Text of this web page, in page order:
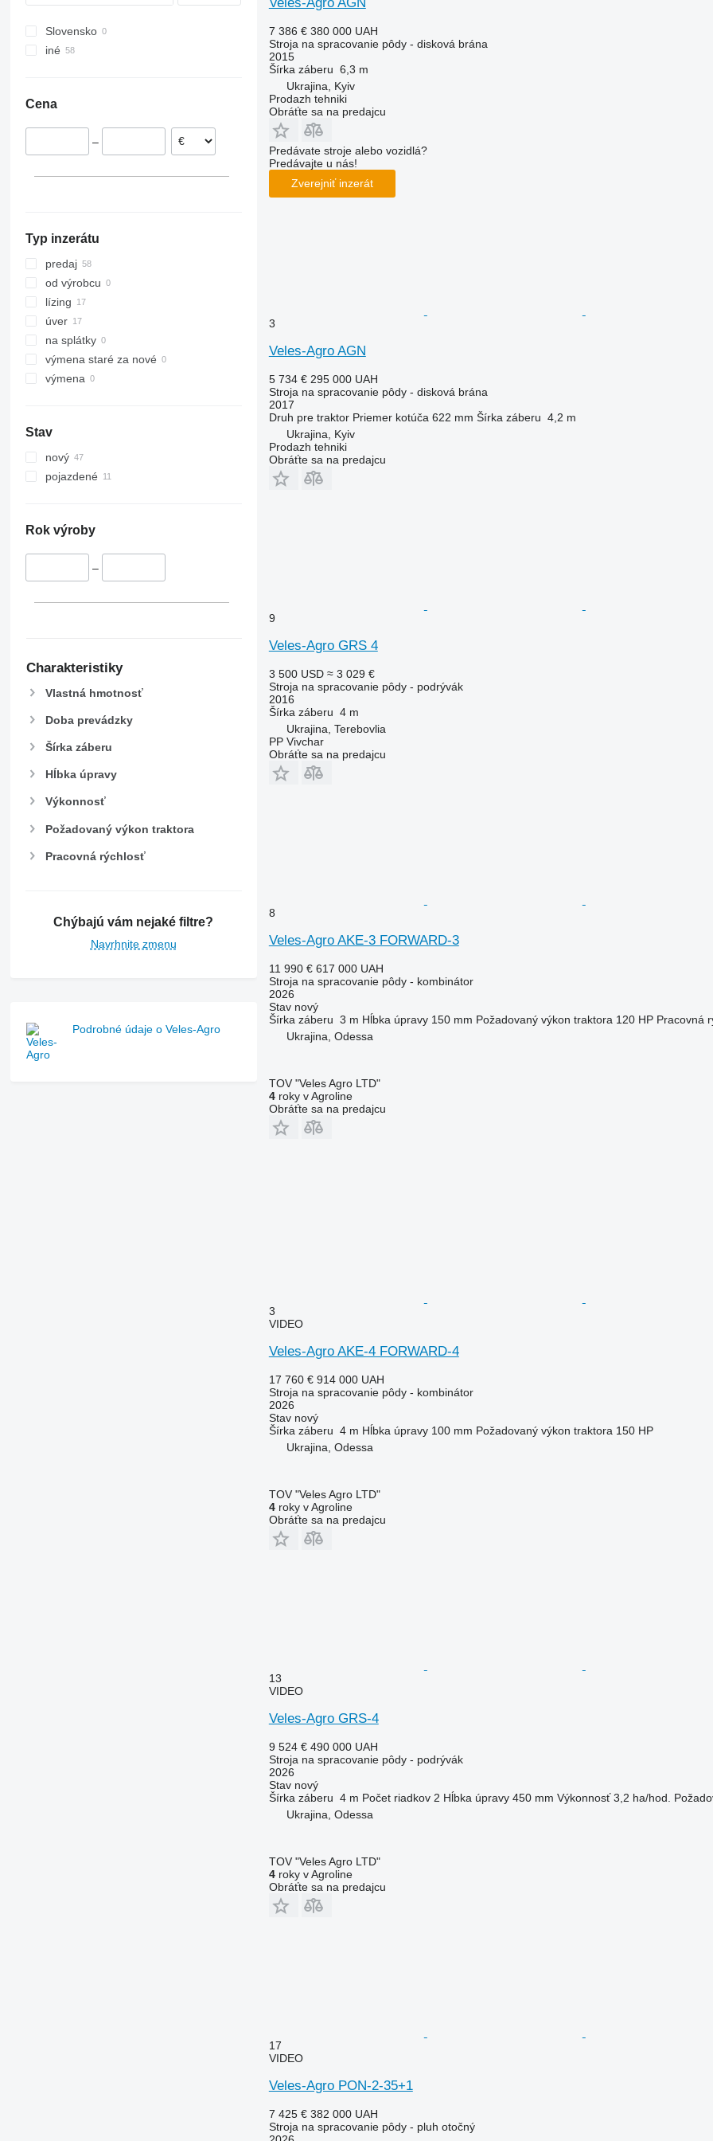
Tbes
Vari-Master
RN
RS
Korund
Kristall
VariDiamant
VariOpal
Jolly
L-series
Sturmvogel
Super-Albatros
TopDown
Slovensko
iné
Cena
–
Typ inzerátu
predaj
od výrobcu
lízing
úver
na splátky
výmena staré za nové
výmena
Stav
nový
pojazdené
Rok výroby
–
Charakteristiky
Vlastná hmotnosť
Doba prevádzky
Šírka záberu
Hĺbka úpravy
Výkonnosť
Požadovaný výkon traktora
Pracovná rýchlosť
Chýbajú vám nejaké filtre?
Navrhnite zmenu
Podrobné údaje o Veles-Agro
7 386 € 380 000 UAH
Stroja na spracovanie pôdy - disková brána
2015
Šírka záberu 6,3 m
Ukrajina, Kyiv
Prodazh tehniki
Obráťte sa na predajcu
Predávate stroje alebo vozidlá?
Predávajte u nás!
Zverejniť inzerát
3
Veles-Agro AGN
5 734 € 295 000 UAH
Stroja na spracovanie pôdy - disková brána
2017
Druh pre traktor Priemer kotúča 622 mm Šírka záberu 4,2 m
Ukrajina, Kyiv
Prodazh tehniki
Obráťte sa na predajcu
9
Veles-Agro GRS 4
3 500 USD ≈ 3 029 €
Stroja na spracovanie pôdy - podrývák
2016
Šírka záberu 4 m
Ukrajina, Terebovlia
PP Vivchar
Obráťte sa na predajcu
8
Veles-Agro AKE-3 FORWARD-3
11 990 € 617 000 UAH
Stroja na spracovanie pôdy - kombinátor
2026
Stavnový
Šírka záberu 3 m Hĺbka úpravy 150 mm Požadovaný výkon traktora 120 HP Pracovná
Ukrajina, Odessa
TOV "Veles Agro LTD"
4roky v Agroline
Obráťte sa na predajcu
3
VIDEO
Veles-Agro AKE-4 FORWARD-4
17 760 € 914 000 UAH
Stroja na spracovanie pôdy - kombinátor
2026
Stavnový
Šírka záberu 4 m Hĺbka úpravy 100 mm Požadovaný výkon traktora 150 HP
Ukrajina, Odessa
TOV "Veles Agro LTD"
4roky v Agroline
Obráťte sa na predajcu
13
VIDEO
Veles-Agro GRS-4
9 524 € 490 000 UAH
Stroja na spracovanie pôdy - podrývák
2026
Stavnový
Šírka záberu 4 m Počet riadkov 2 Hĺbka úpravy 450 mm Výkonnosť 3,2 ha/hod.
Ukrajina, Odessa
TOV "Veles Agro LTD"
4roky v Agroline
Obráťte sa na predajcu
17
VIDEO
Veles-Agro PON-2-35+1
7 425 € 382 000 UAH
Stroja na spracovanie pôdy - pluh otočný